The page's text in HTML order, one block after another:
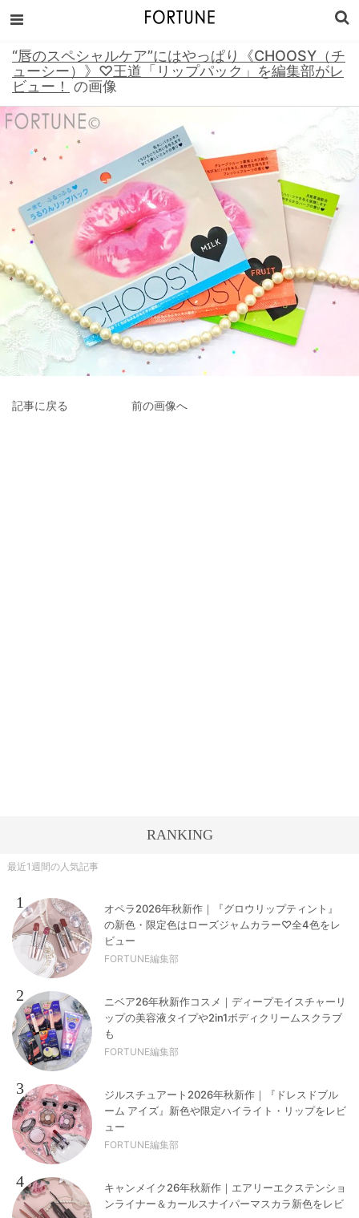
“唇のスペシャルケア”にはやっぱり《CHOOSY（チ
ューシー）》♡王道「リップパック」を編集部がレ
ビュー！
の画像
記事に戻る 前の画像へ
RANKING
最近1週間の人気記事
1
オペラ2026年秋新作｜『グロウリップティント』
の新色・限定色はローズジャムカラー♡全4色をレ
ビュー
FORTUNE編集部
2
ニベア26年秋新作コスメ｜ディープモイスチャーリ
ップの美容液タイプや2in1ボディクリームスクラブ
も
FORTUNE編集部
3
ジルスチュアート2026年秋新作｜『ドレスドブル
ーム アイズ』新色や限定ハイライト・リップをレビ
ュー
FORTUNE編集部
4
キャンメイク26年秋新作｜エアリーエクステンショ
ンライナー＆カールスナイパーマスカラ新色をレビ